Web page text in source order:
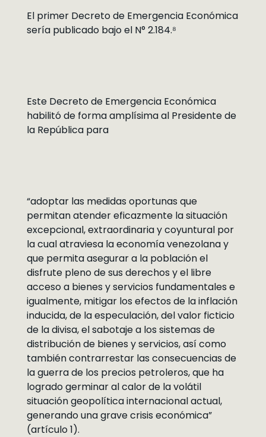
El primer Decreto de Emergencia Económica
sería publicado bajo el N° 2.184.⁸
Este Decreto de Emergencia Económica
habilitó de forma amplísima al Presidente de
la República para
“adoptar las medidas oportunas que
permitan atender eficazmente la situación
excepcional, extraordinaria y coyuntural por
la cual atraviesa la economía venezolana y
que permita asegurar a la población el
disfrute pleno de sus derechos y el libre
acceso a bienes y servicios fundamentales e
igualmente, mitigar los efectos de la inflación
inducida, de la especulación, del valor ficticio
de la divisa, el sabotaje a los sistemas de
distribución de bienes y servicios, así como
también contrarrestar las consecuencias de
la guerra de los precios petroleros, que ha
logrado germinar al calor de la volátil
situación geopolítica internacional actual,
generando una grave crisis económica”
(artículo 1).